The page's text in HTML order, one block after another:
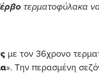
τερματοφύλακα
με τον 36χρονο
». Την περασμένη